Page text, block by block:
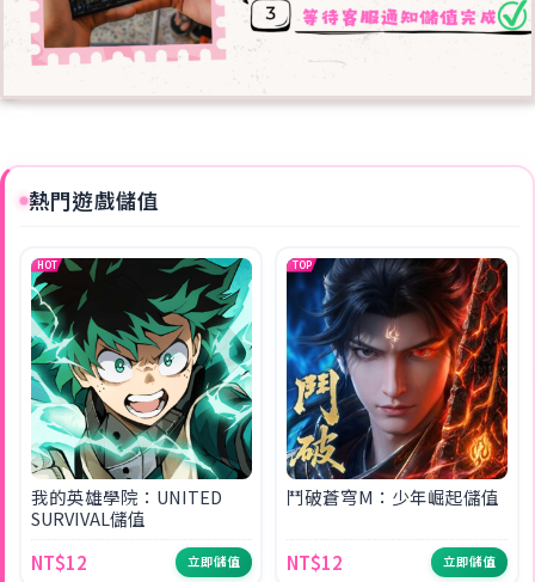
熱門遊戲儲值
HOT
我的英雄學院：UNITED
SURVIVAL儲值
NT$12
立即儲值
TOP
鬥破蒼穹M：少年崛起儲值
NT$12 立即儲值